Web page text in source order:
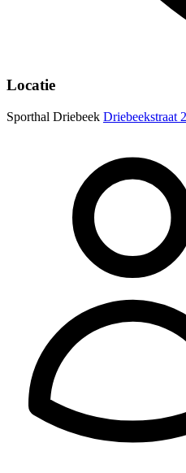
Locatie
Sporthal Driebeek Driebeekstraat